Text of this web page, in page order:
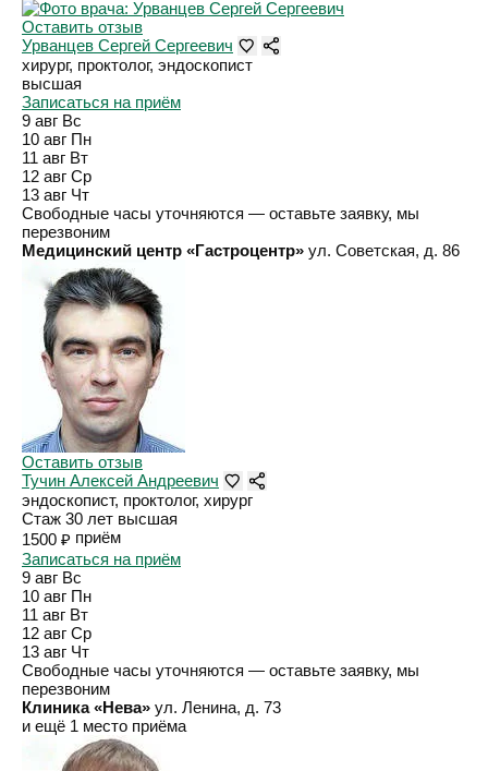
Оставить отзыв
Урванцев Сергей Сергеевич
хирург, проктолог, эндоскопист
высшая
Записаться на приём
9 авг Вс
10 авг Пн
11 авг Вт
12 авг Ср
13 авг Чт
Свободные часы уточняются — оставьте заявку, мы
перезвоним
Медицинский центр «Гастроцентр» ул. Советская, д. 86
Оставить отзыв
Тучин Алексей Андреевич
эндоскопист, проктолог, хирург
Стаж 30 лет высшая
1500 ₽ приём
Записаться на приём
9 авг Вс
10 авг Пн
11 авг Вт
12 авг Ср
13 авг Чт
Свободные часы уточняются — оставьте заявку, мы
перезвоним
Клиника «Нева» ул. Ленина, д. 73
и ещё 1 место приёма